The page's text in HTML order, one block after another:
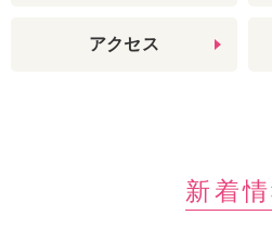
アクセス
新着情